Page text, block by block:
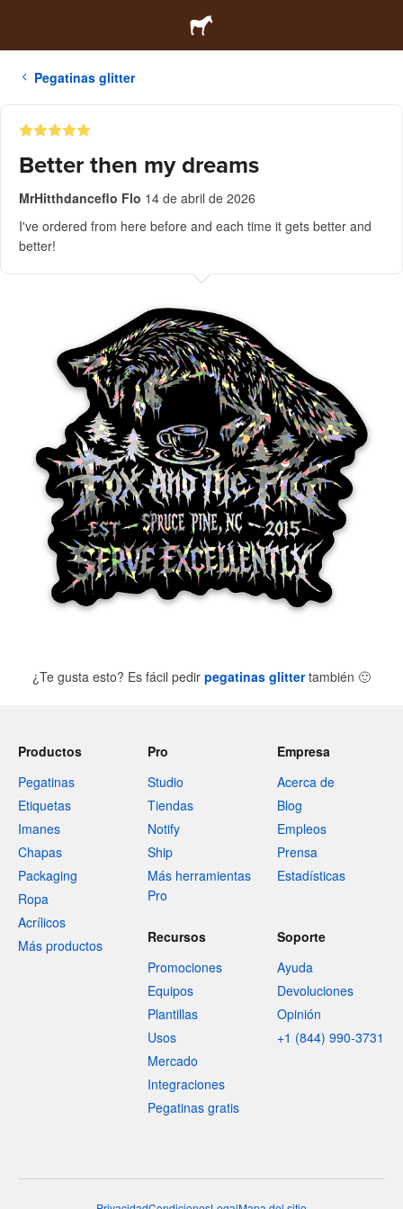
Pegatinas glitter
Better then my dreams
MrHitthdanceflo Flo 14 de abril de 2026
I've ordered from here before and each time it gets better and
better!
¿Te gusta esto? Es fácil pedir pegatinas glittertambién 🙂
Productos
Pegatinas
Etiquetas
Imanes
Chapas
Packaging
Ropa
Acrílicos
Más productos
Pro
Studio
Tiendas
Notify
Ship
Más herramientas
Pro
Empresa
Acerca de
Blog
Empleos
Prensa
Estadísticas
Recursos
Promociones
Equipos
Plantillas
Usos
Mercado
Integraciones
Pegatinas gratis
Soporte
Ayuda
Devoluciones
Opinión
+1 (844) 990-3731